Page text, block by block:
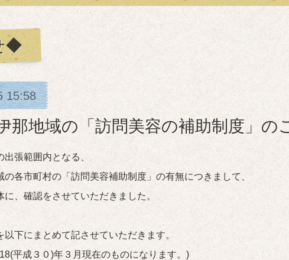
◆
15:58
那地域の「訪問美容の補助制度」の
張範囲内となる、
の各市町村の「訪問美容補助制度」の有無につきまして、
に、確認をさせていただきました。
以下にまとめて記させていただきます。
平成３０)年３月現在のものになります。)